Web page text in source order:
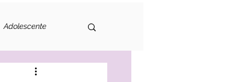
Adolescente